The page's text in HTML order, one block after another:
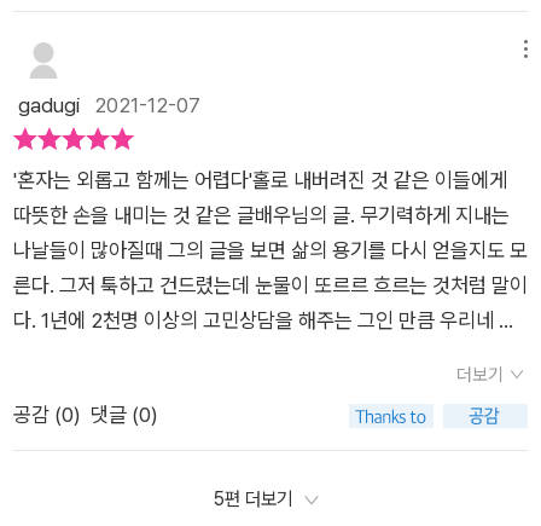
야만 멋진 인생이 되는 것은 아니다.주어진 환경에서 뒷받침 해주
는 것으로 사는 것은 자신의 꿈으로 이룬 것이 아니기 때문이다.▫️
자신의 꿈을 이루기 위해 안전한 울타리를 벗어난 것.비빌 언덕이
없는 곳에서 혼자 일어서기 위해 노력한 것.세상과 타협하지 않
고, 자신의 꿈을 이루기 위해 악착같이 노력한 것.뒤돌아보지 않
고 늘 앞만 보며 새롭게 시도한 것.자신의 꿈마저 개척한 멋진 작
가라는 생각을 하게 된 내용들을 읽고 글배우 작가의 성공은 공짜
로 이루어진 것이 아니었구나를 알게 하는 책이다.📚p.17 힘들
때 떠올리면 좋은 3가지당신은 지금 정말 힘든 이 순간을포기하
어느 새 다 지나가 있을 거라는 것.그리고 당신은 당신이 생각하
는 것 보다훨씬 강하다는 것.▫️💭이 글이 지금 이순간 내게 그리고
꿈을 위해 노력하고 있는 어느 누군가에게 응원이 되어줄 것 같아
발췌해본다.💌아무것도 하기 싫은 때가 온다. 그 때는 버티기 작
한 달이 지나 대량의 떡이 필요하다는 연락이 왔다. 8천만 원 어
치를 납품하고 팔게 된 것이다. 아마도 회장님이 사준 것이 아닌
실패할 수도 있지만 실패를 넘어서고 이겨낼 거라고 자신을 믿게
모되었다. 그 후로 글을 알리기 위해 인터넷에 글을 올렸다. 매 순
간 절을 했던 간절함을 생각하며 살았다. 계속 글을 쓰고 책을 낼
수 있었다. 몇 번의 계절이 바뀌고 작은 상담소와 작은 출판사를
차렸다. 아 정말 기적이 일어났다. 아침에 일어나 산책을 하고
오후에는 도서관에서 책을 보거나 그냥 잠을 자거나 글을 썼다.
혼자의 시간을 잘 보내는 방법이 너무 좋다. 너무 지쳤거나 자신
을 잃어버린 느낌이 들거나 자신이 해야 될 일을 찾고 싶거나 아
만 실수를 하거나 타인이 나를 보는 시선이 조금만 안 좋은 것 같
gadugi 2021-12-07
'혼자는 외롭고 함께는 어렵다'홀로 내버려진 것 같은 이들에게
따뜻한 손을 내미는 것 같은 글배우님의 글. 무기력하게 지내는
나날들이 많아질때 그의 글을 보면 삶의 용기를 다시 얻을지도 모
른다. 그저 툭하고 건드렸는데 눈물이 또르르 흐르는 것처럼 말이
다. 1년에 2천명 이상의 고민상담을 해주는 그인 만큼 우리네 가
받는 이유일테다. 25만부 판매 기념으로 나온 이번 리커버가 뜻
깊은 이유이기도 하다. '당신은 지금 정말 힘든 이 순간을포기하
어느새 다 지나가 있을 거라는 것.그리고 당신은 당신이 생각하는
더보기
공감 (0) 댓글 (0)
5편 더보기